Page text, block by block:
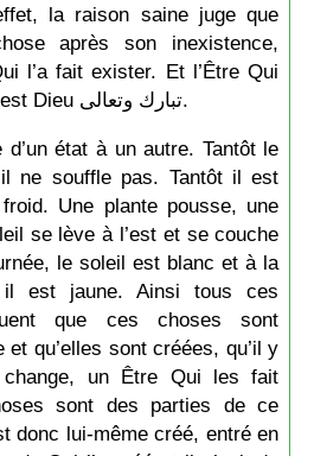
la raison saine juge que
après son inexistence,
l’a fait exister. Et l’Être Qui
donne l’existence, c’est Dieu تبارك وتعالى.
d’un état à un autre. Tantôt le
ne souffle pas. Tantôt il est
Une plante pousse, une
se lève à l’est et se couche
le soleil est blanc et à la
est jaune. Ainsi tous ces
que ces choses sont
qu’elles sont créées, qu’il y
un Être Qui les fait
sont des parties de ce
donc lui-même créé, entré en